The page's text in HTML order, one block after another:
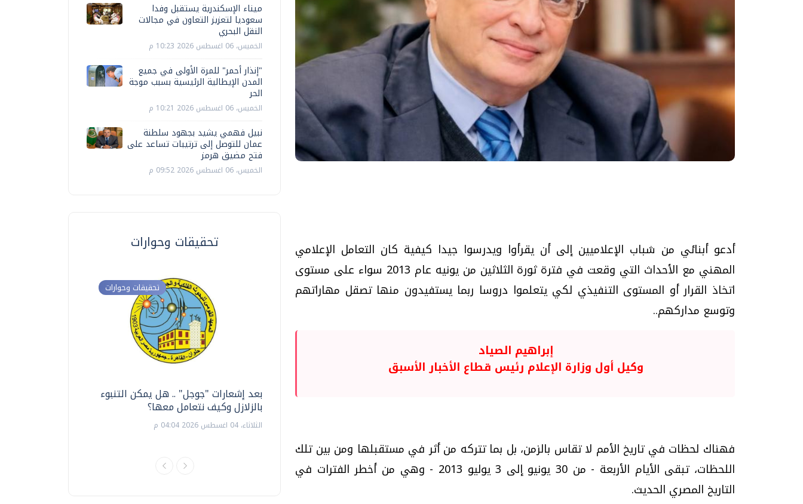
أدعو أبنائي من شباب الإعلاميين إلى أن يقرأوا ويدرسوا جيدا كيفية كان التعامل الإعلامي
المهني مع الأحداث التي وقعت في فترة ثورة الثلاثين من يونيه عام 2013 سواء على مستوى
اتخاذ القرار أو المستوى التنفيذي لكي يتعلموا دروسا ربما يستفيدون منها تصقل مهاراتهم
وتوسع مداركهم..
إبراهيم الصياد
وكيل أول وزارة الإعلام رئيس قطاع الأخبار الأسبق
فهناك لحظات في تاريخ الأمم لا تقاس بالزمن، بل بما تتركه من أثر في مستقبلها ومن بين تلك
اللحظات، تبقى الأيام الأربعة - من 30 يونيو إلى 3 يوليو 2013 - وهي من أخطر الفترات في
التاريخ المصري الحديث.
ميناء الإسكندرية يستقبل وفدا
سعوديا لتعزيز التعاون في مجالات
النقل البحري
الخميس، 06 اغسطس 2026 10:23 م
"إنذار أحمر" للمرة الأولى في جميع
المدن الإيطالية الرئيسية بسبب موجة
الحر
الخميس، 06 اغسطس 2026 10:21 م
نبيل فهمي يشيد بجهود سلطنة
عمان للتوصل إلى ترتيبات تساعد على
فتح مضيق هرمز
الخميس، 06 اغسطس 2026 09:52 م
تحقيقات وحوارات
تحقيقات وحوارات
بعد إشعارات "جوجل" .. هل يمكن التنبوء
بالزلازل وكيف نتعامل معها؟
الثلاثاء، 04 اغسطس 2026 04:04 م
تحقيقات وحوارات
دليلك للتنسيق الجامعي .. تساؤلات
تحقيقات وحوارات تحقيقات وحوارات